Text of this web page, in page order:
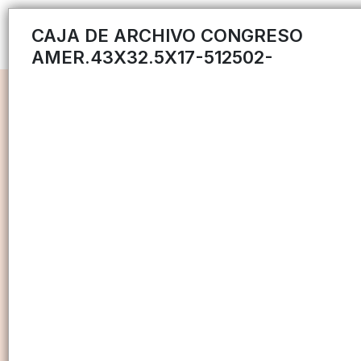
CAJA DE ARCHIVO CONGRESO
AMER.43X32.5X17-512502-